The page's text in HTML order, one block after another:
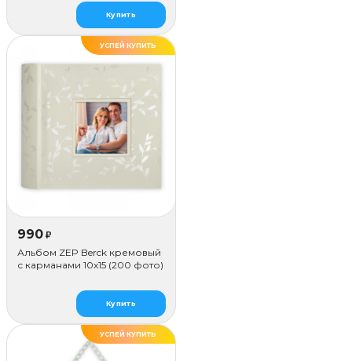
Купить
УСПЕЙ КУПИТЬ
990 ₽
Альбом ZEP Berck кремовый
с карманами 10x15 (200 фото)
Купить
ХИТ
УСПЕЙ КУПИТЬ